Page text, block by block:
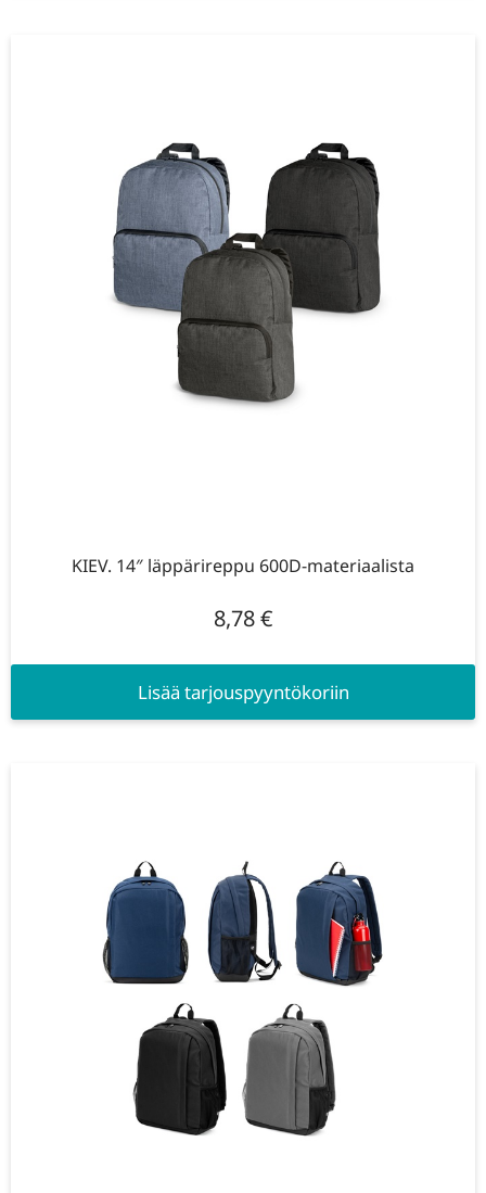
KIEV. 14″ läppärireppu 600D-materiaalista
8,78€
Lisää tarjouspyyntökoriin